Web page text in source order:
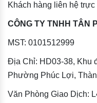
Khách hàng liên hệ
CÔNG TY TNHH TÂN
MST: 0101512999
Địa Chỉ: HD03-38, Khu
Phường Phúc Lợi,
Văn Phòng Giao Dịch: